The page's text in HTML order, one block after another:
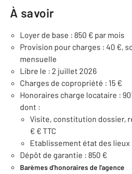
À savoir
Loyer de base : 850 € par mois
Provision pour charges : 40 €,
mensuelle
Libre le : 2 juillet 2026
Charges de copropriété : 15 €
Honoraires charge locataire :
dont :
Visite, constitution dossier,
€ € TTC
Etablissement état des lieux
Dépôt de garantie : 850 €
Barèmes d'honoraires de l'agence